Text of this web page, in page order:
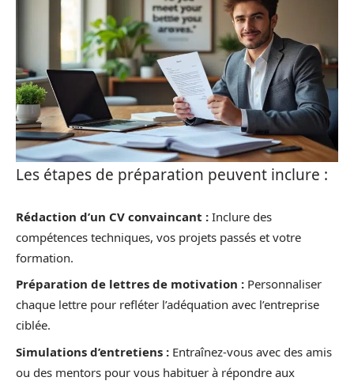
Les étapes de préparation peuvent inclure :
Rédaction d’un CV convaincant : Inclure des
compétences techniques, vos projets passés et votre
formation.
Préparation de lettres de motivation : Personnaliser
chaque lettre pour refléter l’adéquation avec l’entreprise
ciblée.
Simulations d’entretiens : Entraînez-vous avec des amis
ou des mentors pour vous habituer à répondre aux